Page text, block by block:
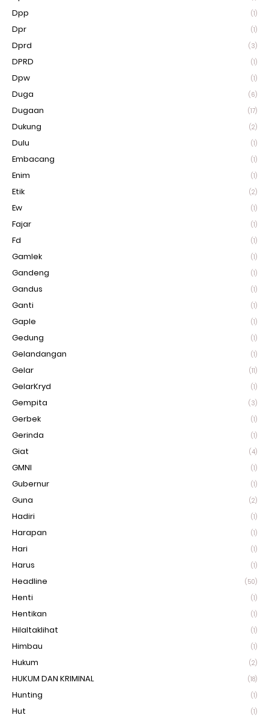
Dpp (1)
Dpr (1)
Dprd (3)
DPRD (1)
Dpw (1)
Duga (6)
Dugaan (17)
Dukung (2)
Dulu (1)
Embacang (1)
Enim (1)
Etik (2)
Ew (1)
Fajar (1)
Fd (1)
Gamlek (1)
Gandeng (1)
Gandus (1)
Ganti (1)
Gaple (1)
Gedung (1)
Gelandangan (1)
Gelar (11)
GelarKryd (1)
Gempita (3)
Gerbek (1)
Gerinda (1)
Giat (4)
GMNI (1)
Gubernur (1)
Guna (2)
Hadiri (1)
Harapan (1)
Hari (1)
Harus (1)
Headline (50)
Henti (1)
Hentikan (1)
Hilaltaklihat (1)
Himbau (1)
Hukum (2)
HUKUM DAN KRIMINAL (18)
Hunting (1)
Hut (1)